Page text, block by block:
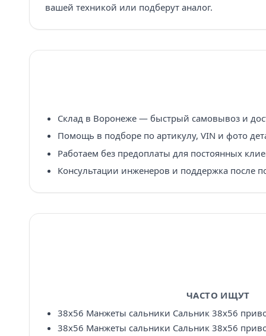
вашей техникой или подберут аналог.
Склад в Воронеже — быстрый самовывоз и
Помощь в подборе по артикулу, VIN и фото
Работаем без предоплаты для постоянных
Консультации инженеров и поддержка после
ЧАСТО ИЩУТ
38х56 Манжеты сальники Сальник 38х56
38х56 Манжеты сальники Сальник 38х56